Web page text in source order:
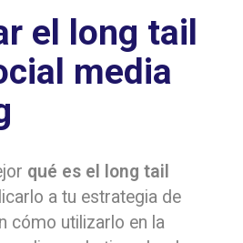
el long tail
media
qué es el long tail
a tu estrategia de
cómo utilizarlo en la